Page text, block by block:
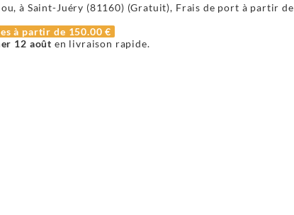
à Saint-Juéry (81160) (Gratuit), Frais de port à partir de
à partir de 150.00 €
12 août en livraison rapide.